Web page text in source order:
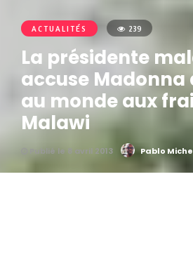
ACTUALITÉS 239
La présidente
accuse Madonna
au monde aux
Malawi
Publié le 8 avril 2013 Pablo